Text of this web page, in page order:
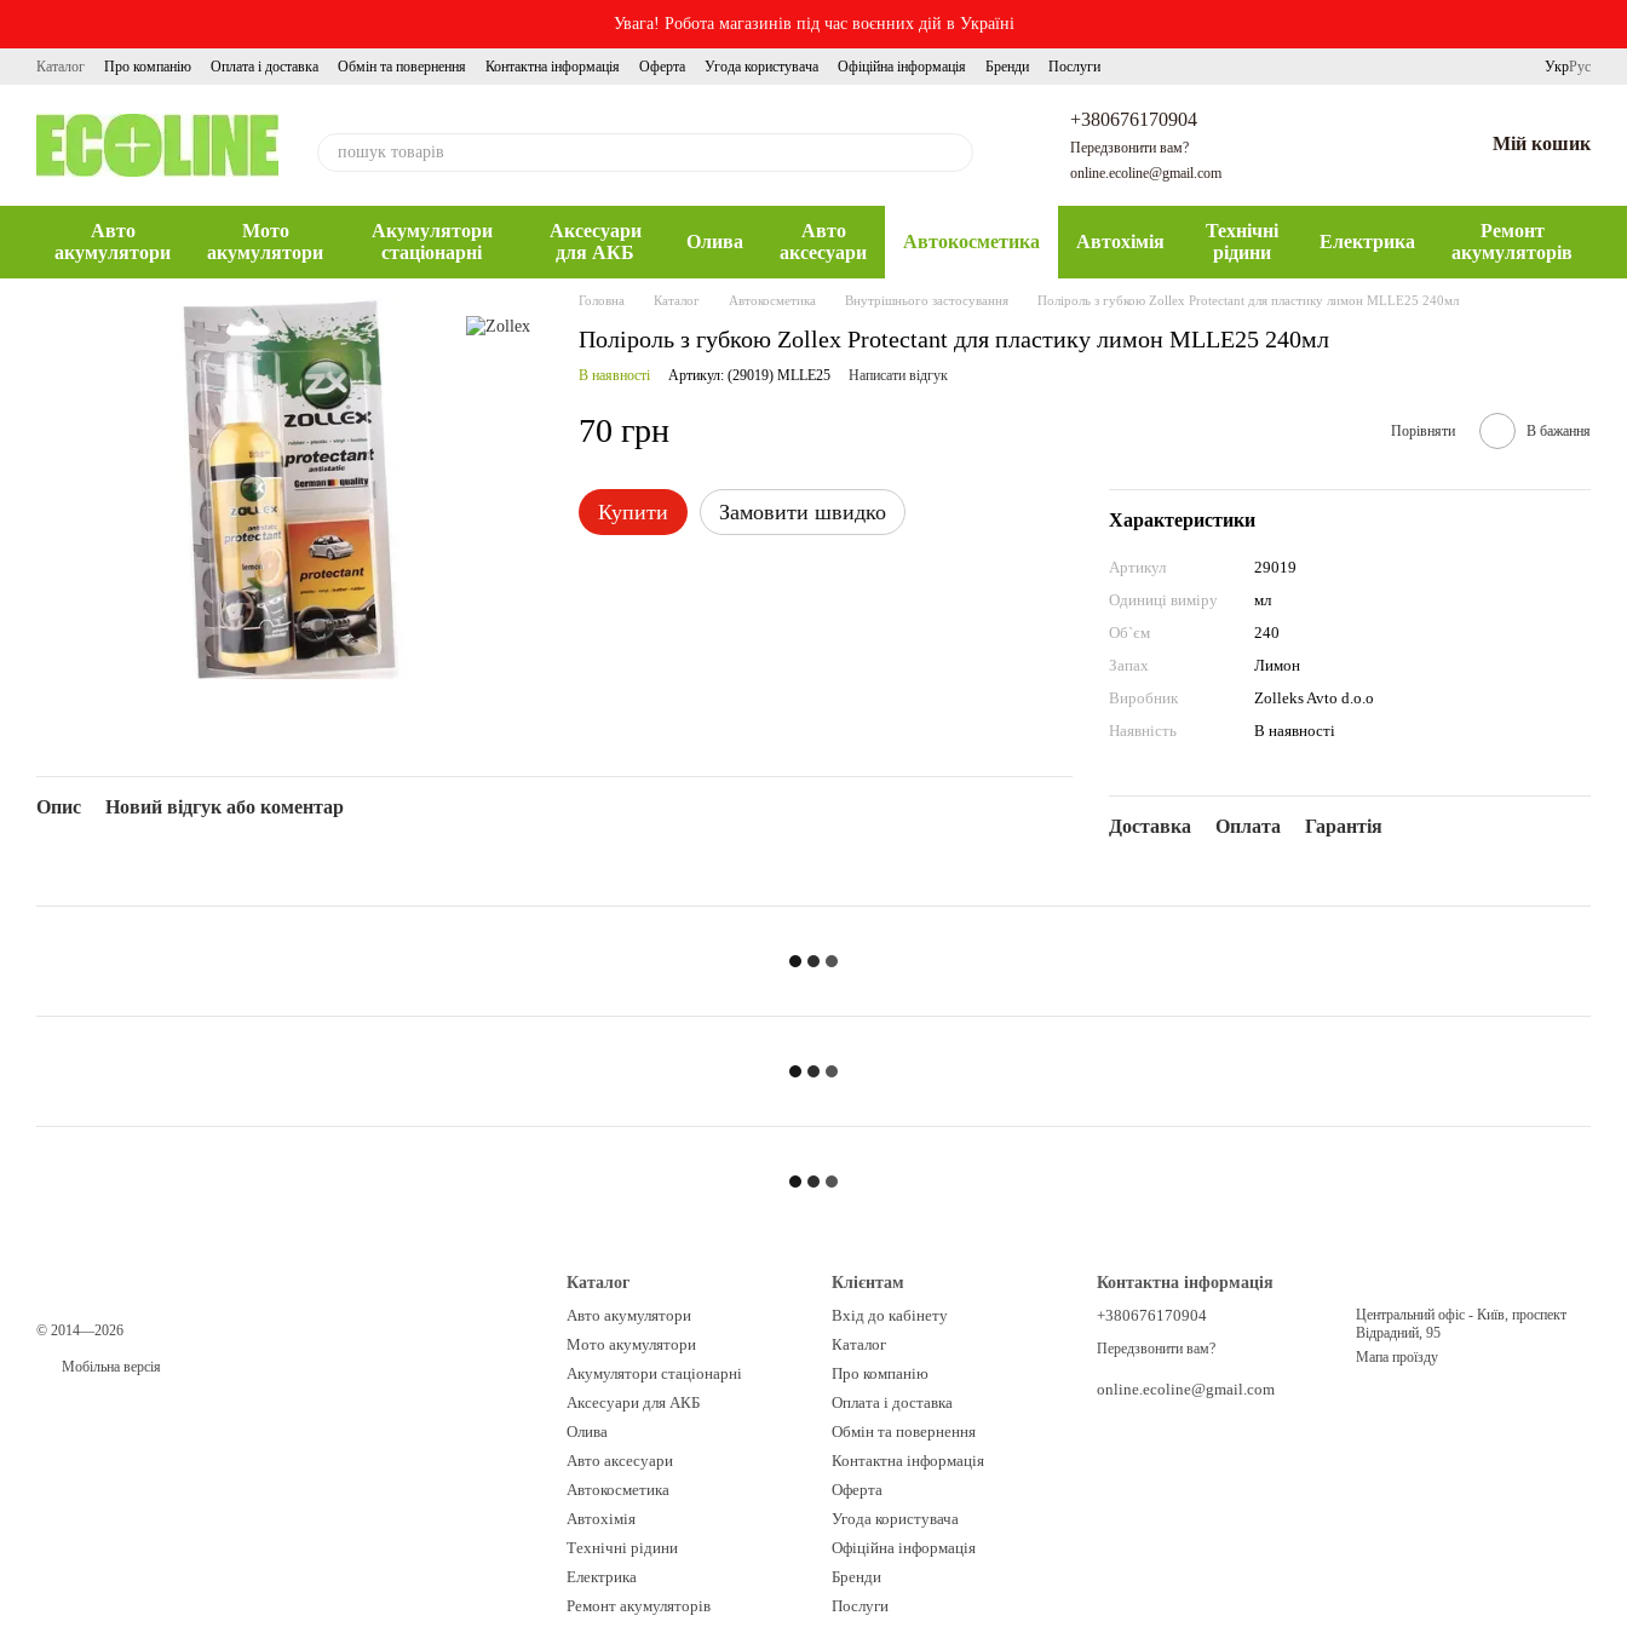
Увага! Робота магазинів під час воєнних дій в Україні
Каталог Про компанію Оплата і доставка Обмін та повернення Контактна інформація Оферта Угода користувача Офіційна інформація Бренди Послуги УкрРус
+380676170904
Передзвонити вам?
online.ecoline@gmail.com
Мій кошик
Авто
акумулятори
Мото
акумулятори
Акумулятори
стаціонарні
Аксесуари
для АКБ
Олива
Авто
аксесуари
Автокосметика Автохімія
Технічні
рідини
Електрика
Ремонт
акумуляторів
Головна Каталог Автокосметика Внутрішнього застосування Поліроль з губкою Zollex Protectant для пластику лимон MLLE25 240мл
Поліроль з губкою Zollex Protectant для пластику лимон MLLE25 240мл
В наявності Артикул: (29019) MLLE25 Написати відгук
70 грн Порівняти В бажання
Купити Замовити швидко Характеристики
Артикул
29019
Одиниці виміру
мл
Об`єм
240
Запах
Лимон
Виробник
Zolleks Avto d.o.o
Наявність
В наявності
Доставка Оплата Гарантія
Опис Новий відгук або коментар
© 2014—2026
Мобільна версія
Каталог
Авто акумулятори
Мото акумулятори
Акумулятори стаціонарні
Аксесуари для АКБ
Олива
Авто аксесуари
Автокосметика
Автохімія
Технічні рідини
Електрика
Ремонт акумуляторів
Клієнтам
Вхід до кабінету
Каталог
Про компанію
Оплата і доставка
Обмін та повернення
Контактна інформація
Оферта
Угода користувача
Офіційна інформація
Бренди
Послуги
Контактна інформація
+380676170904
Передзвонити вам?
online.ecoline@gmail.com
Центральний офіс - Київ, проспект
Відрадний, 95
Мапа проїзду